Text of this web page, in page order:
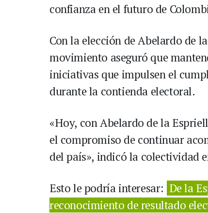
confianza en el futuro de
Con la elección de Abelardo de
movimiento aseguró que
iniciativas que impulsen el
durante la contienda electoral.
«Hoy, con Abelardo de la
el compromiso de continuar
del país», indicó la colectividad
Esto le podría interesar: De la
reconocimiento de resultado